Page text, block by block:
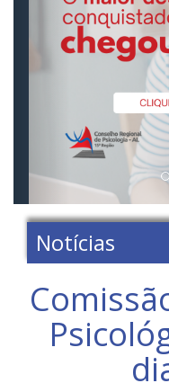
Notícias